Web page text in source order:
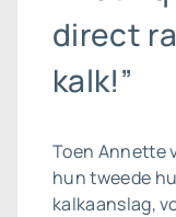
direct
kalk!”
Toen Annette
hun tweede
kalkaanslag,